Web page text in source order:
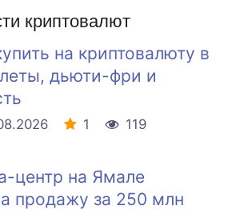
криптовалют
на криптовалюту в
дьюти-фри и
1
119
центр на Ямале
продажу за 250 млн